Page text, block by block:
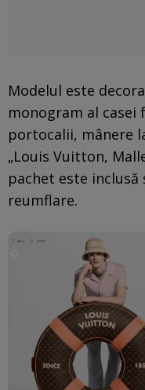
Modelul este
monogram al casei
portocalii, mânere
„Louis Vuitton,
pachet este
reumflare.